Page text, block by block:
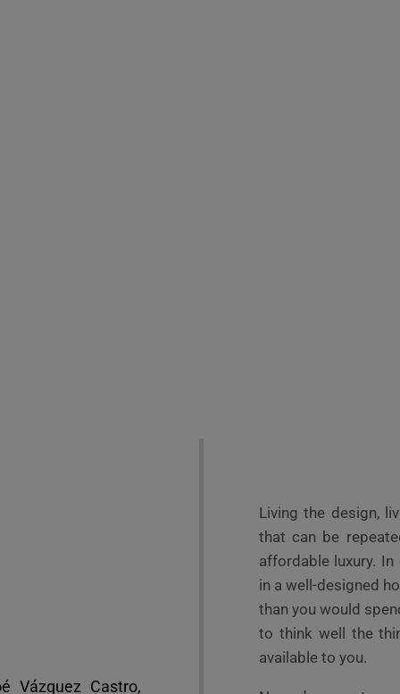
Vázquez Castro,
Living the design,
that can be
affordable luxury.
in a well-designed
than you would
to think well the
available to you.